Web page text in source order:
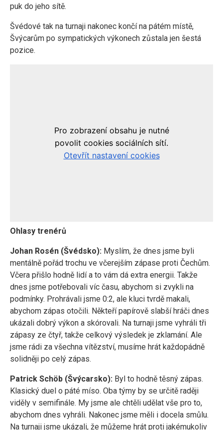
puk do jeho sítě.
Švédové tak na turnaji nakonec končí na pátém místě,
Švýcarům po sympatických výkonech zůstala jen šestá
pozice.
Ohlasy trenérů
Johan Rosén (Švédsko): Myslím, že dnes jsme byli
mentálně pořád trochu ve včerejším zápase proti Čechům.
Včera přišlo hodně lidí a to vám dá extra energii. Takže
dnes jsme potřebovali víc času, abychom si zvykli na
podmínky. Prohrávali jsme 0:2, ale kluci tvrdě makali,
abychom zápas otočili. Někteří papírově slabší hráči dnes
ukázali dobrý výkon a skórovali. Na turnaji jsme vyhráli tři
zápasy ze čtyř, takže celkový výsledek je zklamání. Ale
jsme rádi za všechna vítězství, musíme hrát každopádně
solidněji po celý zápas.
Patrick Schöb (Švýcarsko): Byl to hodně těsný zápas.
Klasický duel o páté míso. Oba týmy by se určitě raději
viděly v semifinále. My jsme ale chtěli udělat vše pro to,
abychom dnes vyhráli. Nakonec jsme měli i docela smůlu.
Na turnaji jsme ukázali, že můžeme hrát proti jakémukoliv